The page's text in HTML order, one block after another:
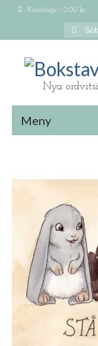
Kundvagn - 0.00 kr
Search
for:
Nya
Meny